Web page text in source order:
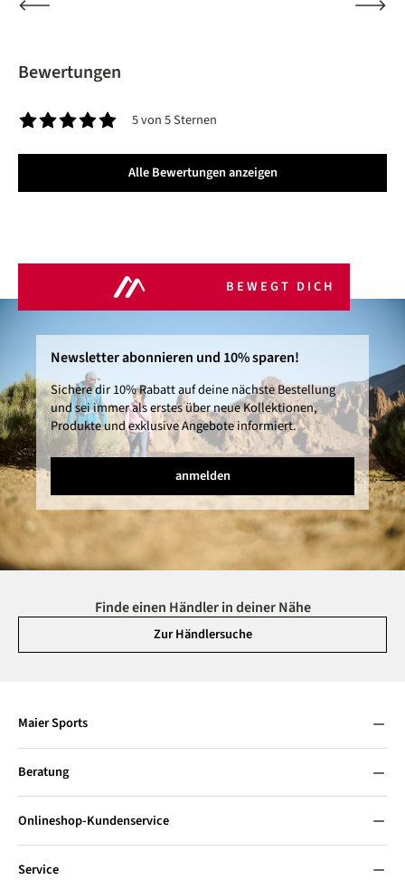
Bewertungen
5 von 5 Sternen
Alle Bewertungen anzeigen
BEWEGT DICH
Newsletter abonnieren und 10% sparen!
Sichere dir 10% Rabatt auf deine nächste Bestellung
und sei immer als erstes über neue Kollektionen,
Produkte und exklusive Angebote informiert.
anmelden
Finde einen Händler in deiner Nähe
Zur Händlersuche
Maier Sports
Beratung
Onlineshop-Kundenservice
Service